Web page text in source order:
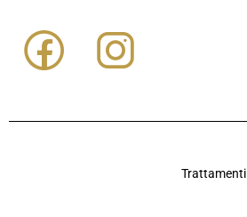
Trattamenti